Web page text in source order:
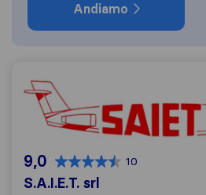
Andiamo
S.A.I.E.T. srl
9,0 10
S.A.I.E.T. srl